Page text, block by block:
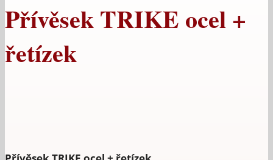
Přívěsek TRIKE ocel +
řetízek